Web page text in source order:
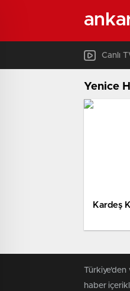
Canlı
Yenice
Kardeş
Türkiye'den
haber